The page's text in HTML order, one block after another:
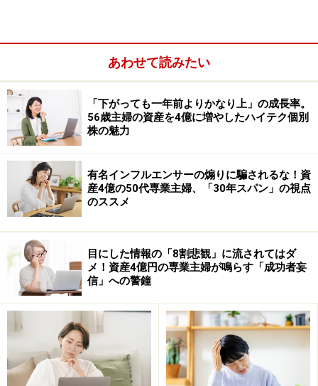
このように、運用期間や年間の投資上限額、投資できる
商品などが、一般NISAとつみたてNISAでは異なります。
※ジュニアNISAは2023年12月で終了予定。
NISA制度はこう変わる！
まず、運用期間が5年延長になります。本来投資できる
あわせて読みたい
「下がっても一年前よりかなり上」の成長率。
56歳主婦の資産を4億に増やしたハイテク個別
株の魅力
有名インフルエンサーの煽りに騙されるな！資
産4億の50代専業主婦、「30年スパン」の視点
のススメ
目にした情報の「8割悲観」に流されてはダ
メ！資産4億円の専業主婦が鳴らす「成功者妄
信」への警鐘